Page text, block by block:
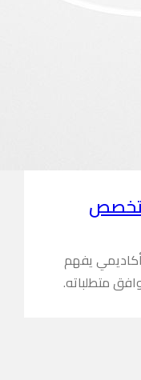
يفهم
متطلباته.